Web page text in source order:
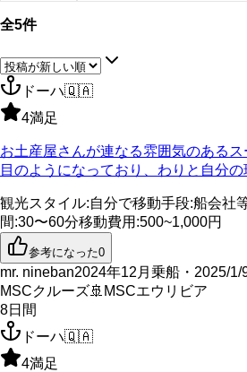
全5件
ドーハ🇶🇦
4満足
お土産屋さんが連なる雰囲気のある
目のようになっており、わりと自分の
観光スタイル:自分で移動手段:船会社
間:30〜60分移動費用 :500~1,000円
参考になった0
mr. nineban2024年12月乗船・2025/1/
MSCクルーズ🚢 MSCエウリビア
8日間
ドーハ🇶🇦
4満足